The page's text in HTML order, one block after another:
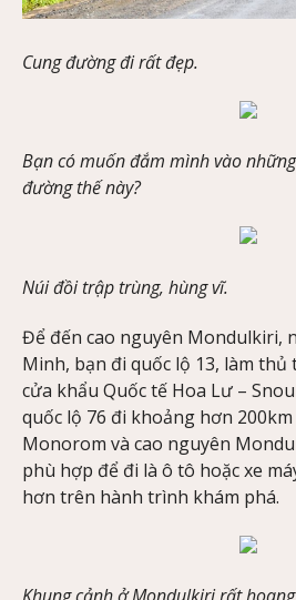
Cung đường đi rất đẹp.
Bạn có muốn đắm mình vào
đường thế này?
Núi đồi trập trùng, hùng vĩ.
Để đến cao nguyên Mondulkiri,
Minh, bạn đi quốc lộ 13, làm thủ
cửa khẩu Quốc tế Hoa Lư –
quốc lộ 76 đi khoảng hơn 200km
Monorom và cao nguyên
phù hợp để đi là ô tô hoặc xe
hơn trên hành trình khám phá.